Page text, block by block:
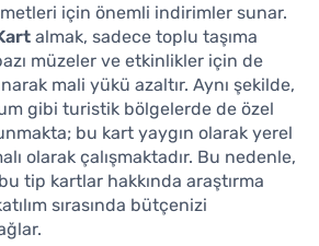
için önemli indirimler sunar.
almak, sadece toplu taşıma
müzeler ve etkinlikler için de
mali yükü azaltır. Aynı şekilde,
gibi turistik bölgelerde de özel
bu kart yaygın olarak yerel
olarak çalışmaktadır. Bu nedenle,
tip kartlar hakkında araştırma
sırasında bütçenizi